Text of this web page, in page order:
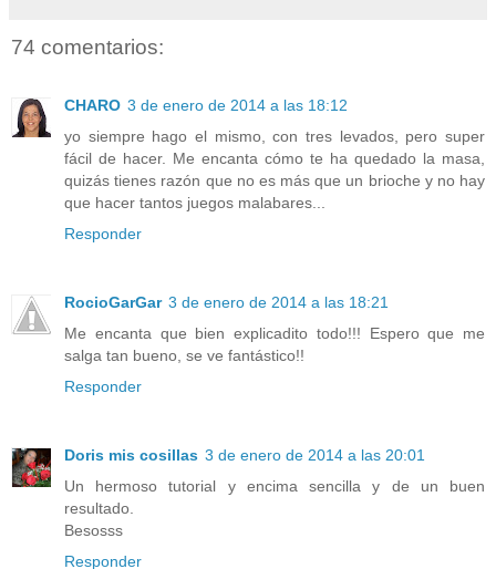
74 comentarios:
CHARO 3 de enero de 2014 a las 18:12
yo siempre hago el mismo, con tres levados, pero super
fácil de hacer. Me encanta cómo te ha quedado la masa,
quizás tienes razón que no es más que un brioche y no hay
que hacer tantos juegos malabares...
Responder
RocioGarGar 3 de enero de 2014 a las 18:21
Me encanta que bien explicadito todo!!! Espero que me
salga tan bueno, se ve fantástico!!
Responder
Doris mis cosillas 3 de enero de 2014 a las 20:01
Un hermoso tutorial y encima sencilla y de un buen
resultado.
Besosss
Responder